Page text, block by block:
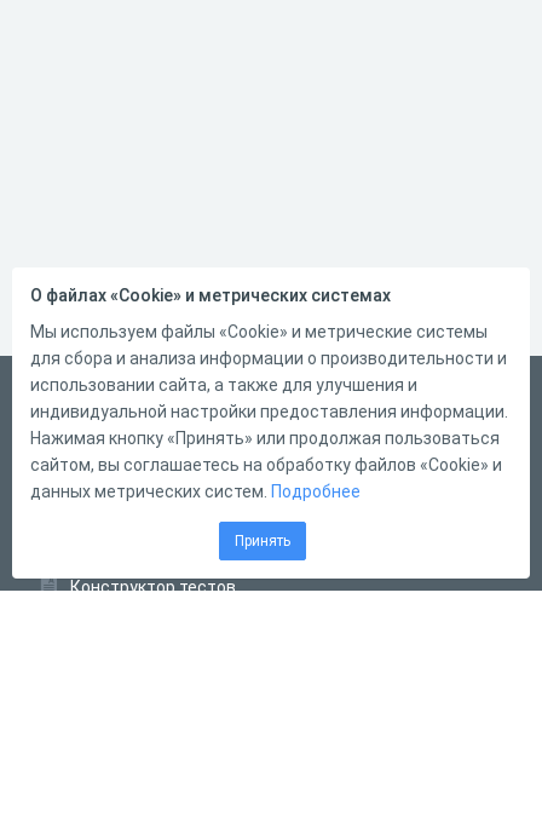
Русский
Справка
Форма обратной связи
Конструктор тестов
О файлах «Cookie» и метрических системах
Мы используем файлы «Cookie» и метрические системы
для сбора и анализа информации о производительности и
использовании сайта, а также для улучшения и
индивидуальной настройки предоставления информации.
Нажимая кнопку «Принять» или продолжая пользоваться
сайтом, вы соглашаетесь на обработку файлов «Cookie» и
данных метрических систем. Подробнее
Принять